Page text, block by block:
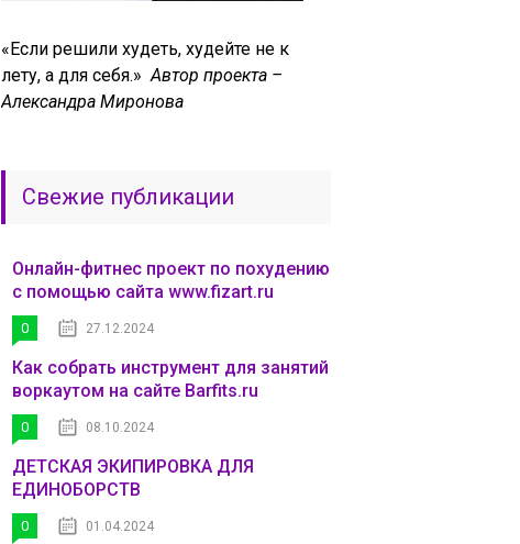
«Если решили худеть, худейте не к
лету, а для себя.»Автор проекта –
Александра Миронова
Свежие публикации
Онлайн-фитнес проект по похудению
с помощью сайта www.fizart.ru
0 27.12.2024
Как собрать инструмент для занятий
воркаутом на сайте Barfits.ru
0 08.10.2024
ДЕТСКАЯ ЭКИПИРОВКА ДЛЯ
ЕДИНОБОРСТВ
0 01.04.2024